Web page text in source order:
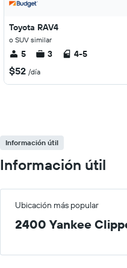
Toyota RAV4
o SUV similar
5 3 4-5
$52 /día
Información útil
Información útil
Ubicación más popular
2400 Yankee